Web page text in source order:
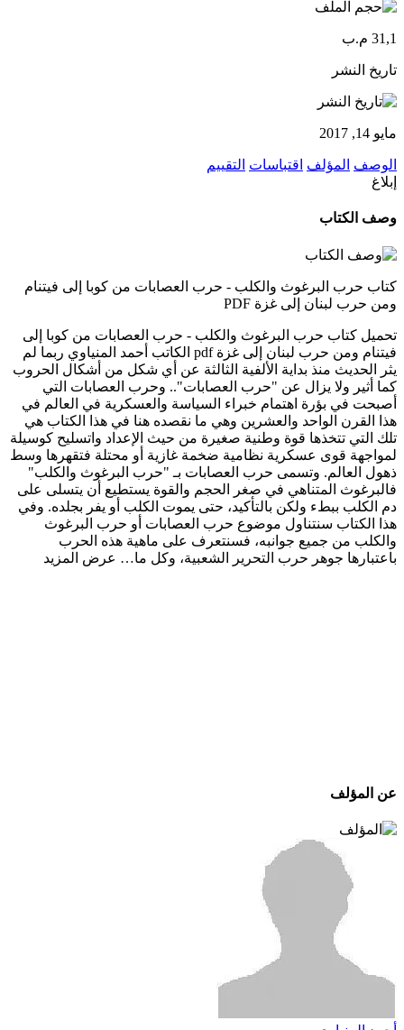
31,1 م.ب
تاريخ النشر
مايو 14, 2017
الوصف المؤلف اقتباسات التقييم
إبلاغ
وصف الكتاب
كتاب حرب البرغوث والكلب - حرب العصابات من كوبا إلى فيتنام
ومن حرب لبنان إلى غزة PDF
تحميل كتاب حرب البرغوث والكلب - حرب العصابات من كوبا إلى
فيتنام ومن حرب لبنان إلى غزة pdf الكاتب أحمد المنياوي ربما لم
يثر الحديث منذ بداية الألفية الثالثة عن أي شكل من أشكال الحروب
كما أثير ولا يزال عن "حرب العصابات".. وحرب العصابات التي
أصبحت في بؤرة اهتمام خبراء السياسة والعسكرية في العالم في
هذا القرن الواحد والعشرين وهي ما نقصده هنا في هذا الكتاب هي
تلك التي تتخذها قوة وطنية صغيرة من حيث الإعداد واتسليح كوسيلة
لمواجهة قوى عسكرية نظامية ضخمة غازية أو محتلة فتقهرها وسط
ذهول العالم. وتسمى حرب العصابات بـ "حرب البرغوث والكلب"
فالبرغوث المتناهي في صغر الحجم والقوة يستطيع أن يتسلى على
دم الكلب ببطء ولكن بالتأكيد، حتى يموت الكلب أو يفر بجلده. وفي
هذا الكتاب سنتناول موضوع حرب العصابات أو حرب البرغوث
والكلب من جميع جوانبه، فسنتعرف على ماهية هذه الحرب
باعتبارها جوهر حرب التحرير الشعبية، وكل ما… عرض المزيد
عن المؤلف